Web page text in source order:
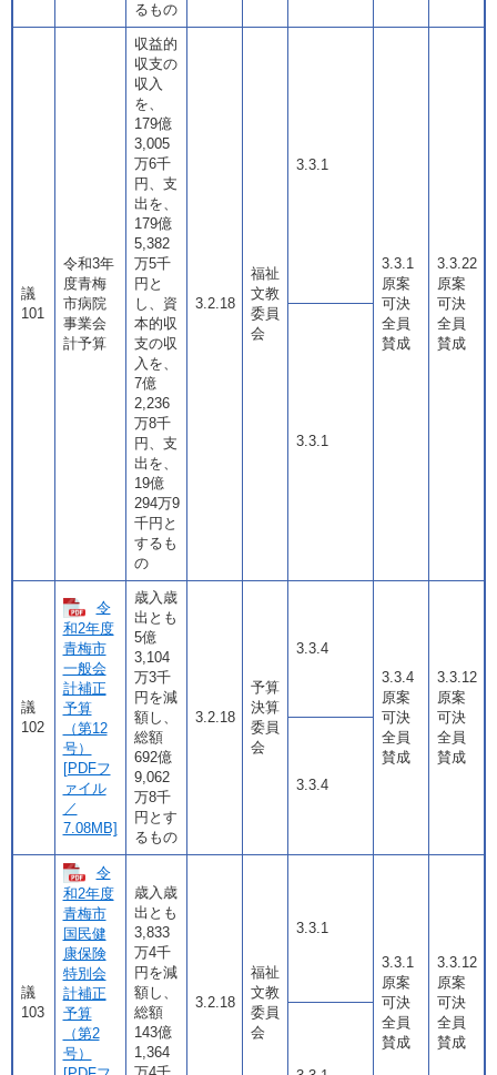
るもの
議
101
令和3年
度青梅
市病院
事業会
計予算
収益的
収支の
収入
を、
179億
3,005
万6千
円、支
出を、
179億
5,382
万5千
円と
し、資
本的収
支の収
入を、
7億
2,236
万8千
円、支
出を、
19億
294万9
千円と
するも
の
3.2.18
福祉
文教
委員
会
3.3.1
3.3.1
原案
可決
全員
賛成
3.3.22
原案
可決
全員
賛成
3.3.1
議
102
令
和2年度
青梅市
一般会
計補正
予算
（第12
号）
[PDFフ
ァイル
／
7.08MB]
歳入歳
出とも
5億
3,104
万3千
円を減
額し、
総額
692億
9,062
万8千
円とす
るもの
3.2.18
予算
決算
委員
会
3.3.4
3.3.4
原案
可決
全員
賛成
3.3.12
原案
可決
全員
賛成
3.3.4
議
103
令
和2年度
青梅市
国民健
康保険
特別会
計補正
予算
（第2
号）
歳入歳
出とも
3,833
万4千
円を減
額し、
総額
143億
1,364
3.2.18
福祉
文教
委員
会
3.3.1
3.3.1
原案
可決
全員
賛成
3.3.12
原案
可決
全員
賛成